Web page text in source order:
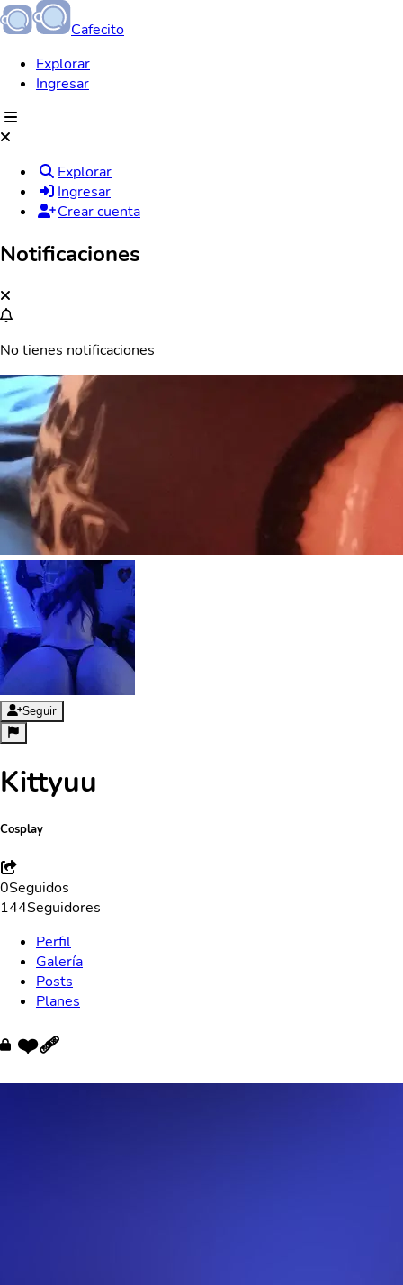
Cafecito
Explorar
Ingresar
Explorar
Ingresar
Crear cuenta
Notificaciones
No tienes notificaciones
Seguir
Kittyuu
Cosplay
0Seguidos
144Seguidores
Perfil
Galería
Posts
Planes
❤️‍🩹